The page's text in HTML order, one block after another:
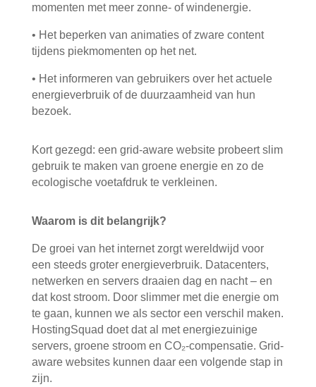
momenten met meer zonne- of windenergie.
• Het beperken van animaties of zware content
tijdens piekmomenten op het net.
• Het informeren van gebruikers over het actuele
energieverbruik of de duurzaamheid van hun
bezoek.
Kort gezegd: een grid-aware website probeert slim
gebruik te maken van groene energie en zo de
ecologische voetafdruk te verkleinen.
Waarom is dit belangrijk?
De groei van het internet zorgt wereldwijd voor
een steeds groter energieverbruik. Datacenters,
netwerken en servers draaien dag en nacht – en
dat kost stroom. Door slimmer met die energie om
te gaan, kunnen we als sector een verschil maken.
HostingSquad doet dat al met energiezuinige
servers, groene stroom en CO₂-compensatie. Grid-
aware websites kunnen daar een volgende stap in
zijn.